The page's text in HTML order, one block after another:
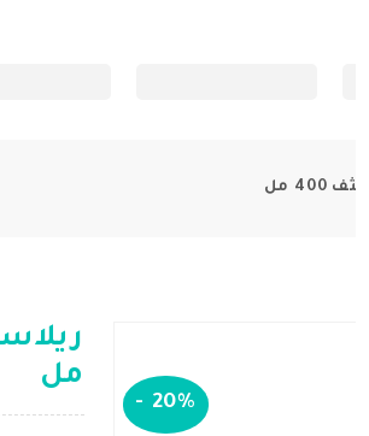
مل
20%
-
مل